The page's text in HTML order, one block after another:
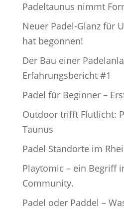
Padeltaunus nimmt
Neuer Padel-Glanz für
hat begonnen!
Der Bau einer
Erfahrungsbericht #1
Padel für Beginner –
Outdoor trifft Flutlicht:
Taunus
Padel Standorte im
Playtomic – ein Begriff
Community.
Padel oder Paddel –